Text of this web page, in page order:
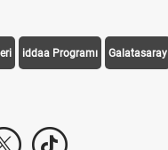
iddaa Programı Galatasaray